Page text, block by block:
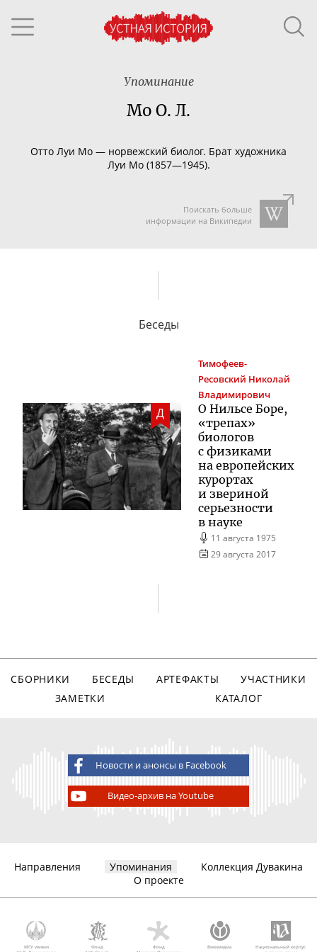
Упоминание
Мо О. Л.
Отто Луи Мо — норвежский биолог. Брат художника
Луи Мо (1857—1945).
Поискать больше
информации на Википедии
Беседы
Д
Тимофеев-
Ресовский Николай
Владимирович
О Нильсе Боре,
«трепах»
биологов
с физиками
на европейских
курортах
и звериной
серьезности
в науке
11 августа 1975
29 августа 2017
СБОРНИКИ БЕСЕДЫ АРТЕФАКТЫ
УЧАСТНИКИ
ЗАМЕТКИ
КАТАЛОГ
Новости и анонсы в Facebook
Видео-архив на Youtube
Направления Упоминания
Коллекция Дувакина
О проекте
МГУ имени
Фонд
Фонд
Викимедиа
Национальный корпус